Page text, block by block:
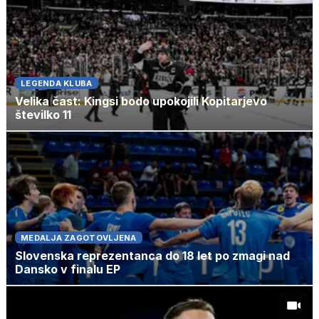
LEGENDA KLUBA
Velika čast: Kingsi bodo upokojili Kopitarjevo
številko 11
MEDALJA ZAGOTOVLJENA
Slovenska reprezentanca do 18 let po zmagi nad
Dansko v finalu EP